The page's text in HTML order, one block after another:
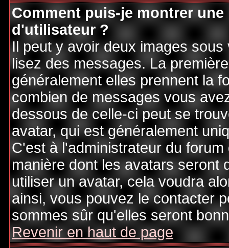
Comment puis-je montrer
d'utilisateur ?
Il peut y avoir deux images
lisez des messages. La
généralement elles prennent la
combien de messages vous
dessous de celle-ci peut se
avatar, qui est généralement
C'est à l'administrateur du
manière dont les avatars seront
utiliser un avatar, cela voudra
ainsi, vous pouvez le contacter
sommes sûr qu'elles seront
Revenir en haut de page